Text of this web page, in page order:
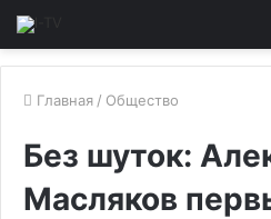
Главная / Общество
Без шуток:
Масляков